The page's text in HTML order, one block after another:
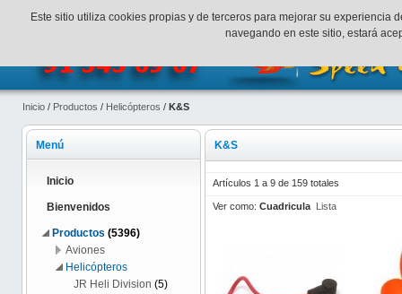
¡Bienvenidos a SpeedHobbys! Mi cuenta Finalizar
Inicio / Productos / Helicópteros / K&S
K&S
Artículos 1 a 9 de 159 totales
Ver como: Cuadricula Lista
Menú
Inicio
Bienvenidos
Productos (5396)
Aviones
Helicópteros
JR Heli Division (5)
Este sitio utiliza cookies propias y de terceros para mejorar su
navegando en este sitio, estará